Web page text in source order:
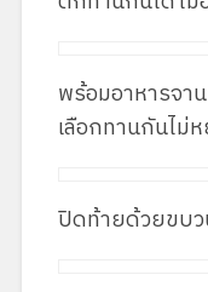
พร้อมอาหารจา
เลือกทานกันไม่
ปิดท้ายด้วยขบว